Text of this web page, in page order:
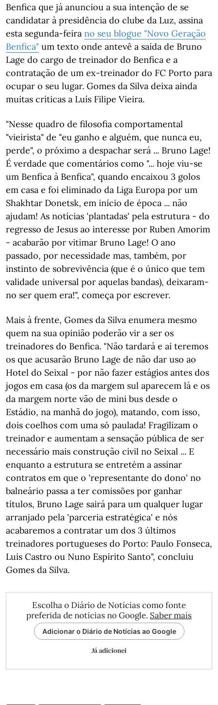
Benfica que já anunciou a sua intenção de se
candidatar à presidência do clube da Luz, assina
esta segunda-feira no seu blogue "Novo Geração
Benfica" um texto onde antevê a saída de Bruno
Lage do cargo de treinador do Benfica e a
contratação de um ex-treinador do FC Porto para
ocupar o seu lugar. Gomes da Silva deixa ainda
muitas críticas a Luís Filipe Vieira.
"Nesse quadro de filosofia comportamental
"vieirista" de "eu ganho e alguém, que nunca eu,
perde", o próximo a despachar será ... Bruno Lage!
É verdade que comentários como "... hoje viu-se
um Benfica à Benfica", quando encaixou 3 golos
em casa e foi eliminado da Liga Europa por um
Shakhtar Donetsk, em início de época ... não
ajudam! As notícias 'plantadas' pela estrutura - do
regresso de Jesus ao interesse por Ruben Amorim
- acabarão por vitimar Bruno Lage! O ano
passado, por necessidade mas, também, por
instinto de sobrevivência (que é o único que tem
validade universal por aquelas bandas), deixaram-
no ser quem era!", começa por escrever.
Mais à frente, Gomes da Silva enumera mesmo
quem na sua opinião poderão vir a ser os
treinadores do Benfica. "Não tardará e aí teremos
os que acusarão Bruno Lage de não dar uso ao
Hotel do Seixal - por não fazer estágios antes dos
jogos em casa (os da margem sul aparecem lá e os
da margem norte vão de mini bus desde o
Estádio, na manhã do jogo), matando, com isso,
dois coelhos com uma só paulada! Fragilizam o
treinador e aumentam a sensação pública de ser
necessário mais construção civil no Seixal ... E
enquanto a estrutura se entretém a assinar
contratos em que o 'representante do dono' no
balneário passa a ter comissões por ganhar
títulos, Bruno Lage sairá para um qualquer lugar
arranjado pela 'parceria estratégica' e nós
acabaremos a contratar um dos 3 últimos
treinadores portugueses do Porto: Paulo Fonseca,
Luís Castro ou Nuno Espírito Santo", concluiu
Gomes da Silva.
Escolha o Diário de Notícias como fonte
preferida de notícias no Google. Saber mais
Adicionar o Diário de Notícias ao Google
Já adicionei